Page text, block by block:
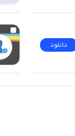
دانلود